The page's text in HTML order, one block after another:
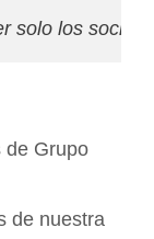
solo los
de Grupo
de nuestra